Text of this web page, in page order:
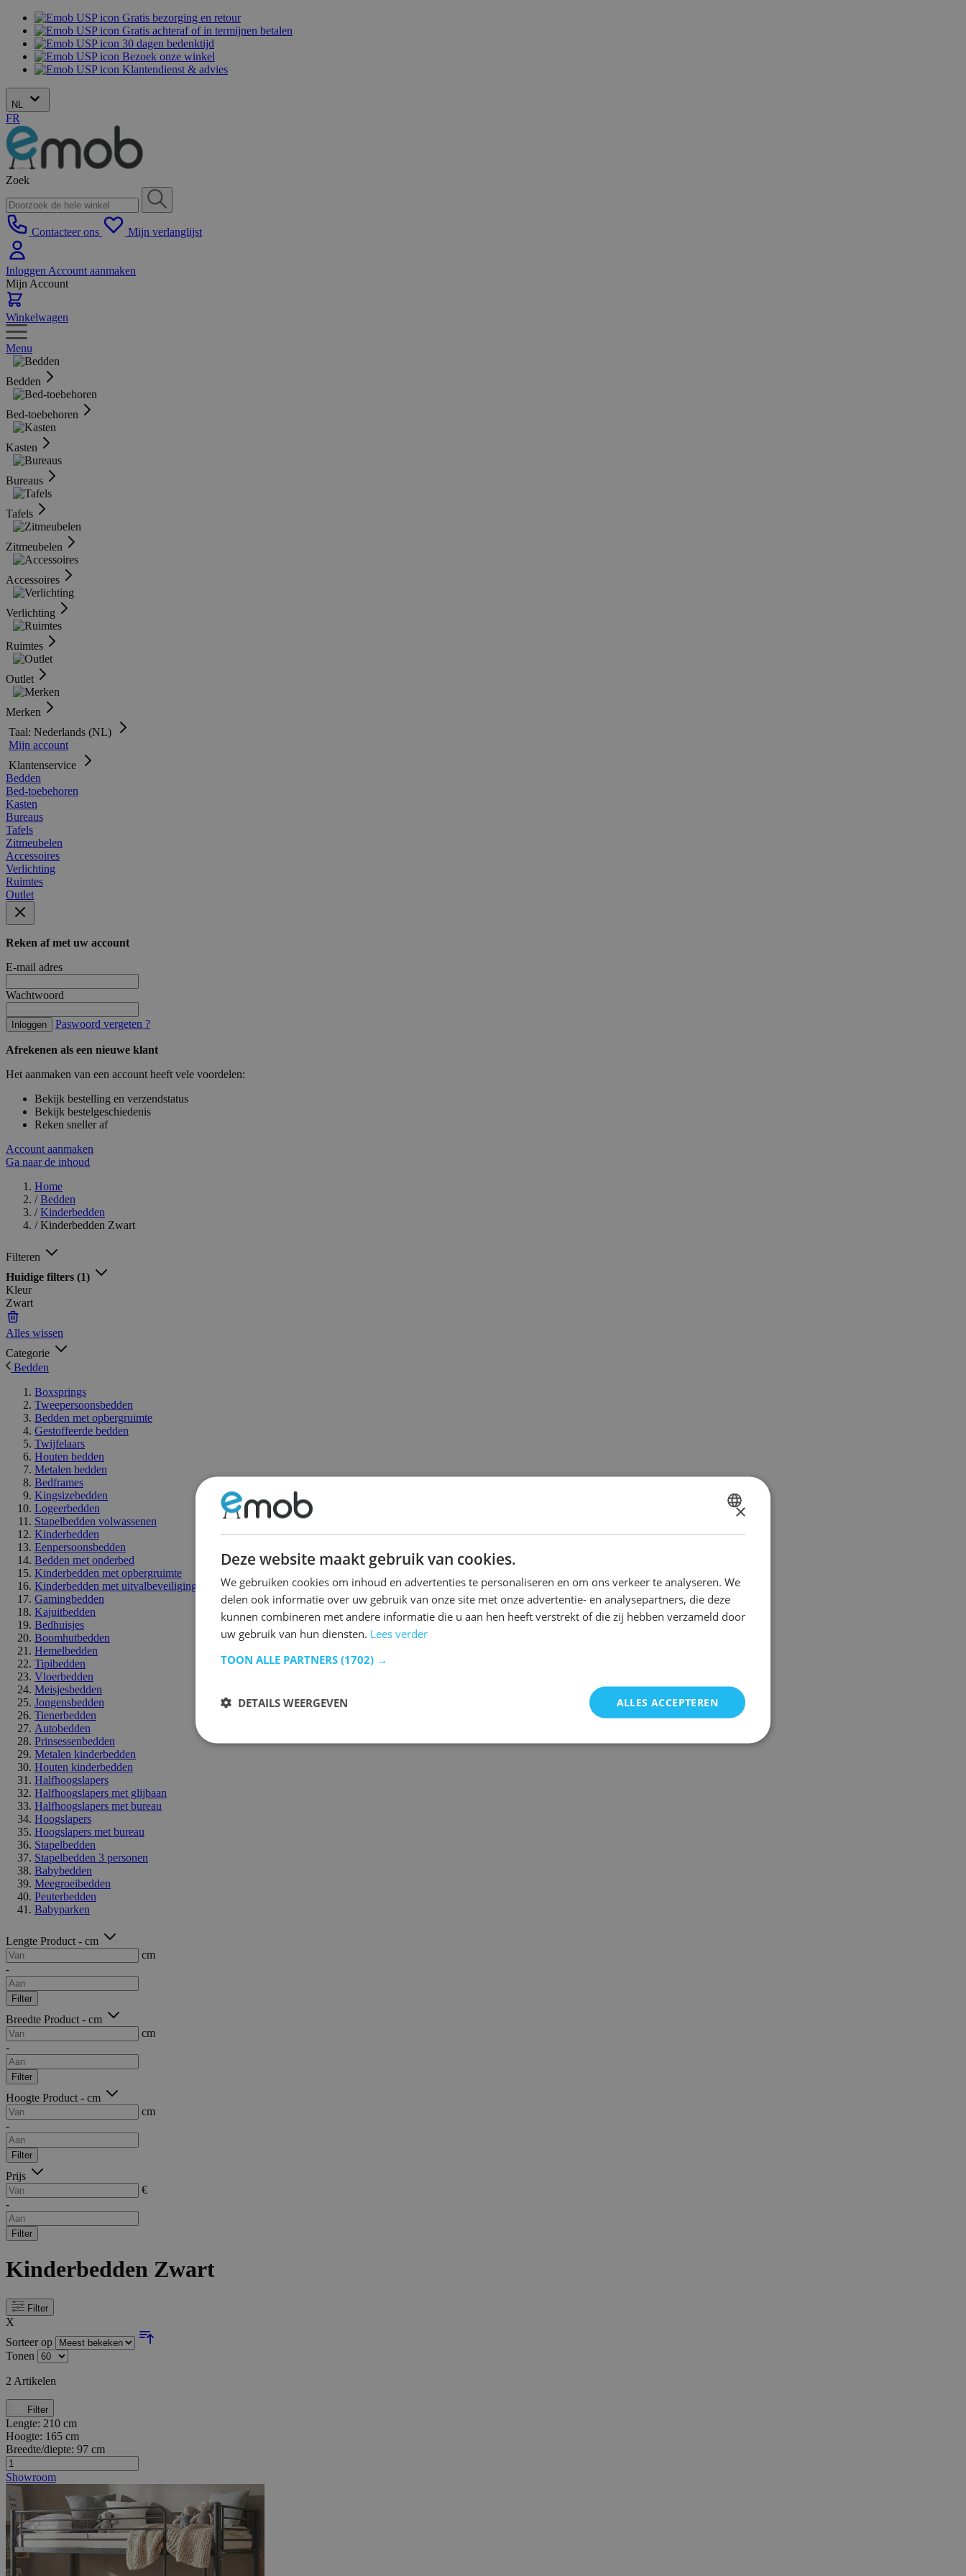
Gratis bezorging en retour
Gratis achteraf of in termijnen betalen
30 dagen bedenktijd
Bezoek onze winkel
Klantendienst & advies
NL
FR
Zoek
Contacteer ons Mijn verlanglijst
Inloggen Account aanmaken
Mijn Account
Winkelwagen
Menu
Bedden
Bed-toebehoren
Kasten
Bureaus
Tafels
Zitmeubelen
Accessoires
Verlichting
Ruimtes
Outlet
Merken
Taal: Nederlands (NL)
Mijn account
Klantenservice
Bedden
Bed-toebehoren
Kasten
Bureaus
Tafels
Zitmeubelen
Accessoires
Verlichting
Ruimtes
Outlet
Reken af met uw account
E-mail adres
Wachtwoord
Inloggen Paswoord vergeten ?
Afrekenen als een nieuwe klant
Het aanmaken van een account heeft vele voordelen:
Bekijk bestelling en verzendstatus
Bekijk bestelgeschiedenis
Reken sneller af
Account aanmaken
Ga naar de inhoud
Home
/ Bedden
/ Kinderbedden
/ Kinderbedden Zwart
Filteren
Huidige filters (1)
Kleur
Zwart
Alles wissen
Categorie
Bedden
Boxsprings
Tweepersoonsbedden
Bedden met opbergruimte
Gestoffeerde bedden
Twijfelaars
Houten bedden
Metalen bedden
Bedframes
Kingsizebedden
Logeerbedden
Stapelbedden volwassenen
Kinderbedden
Eenpersoonsbedden
Bedden met onderbed
Kinderbedden met opbergruimte
Kinderbedden met uitvalbeveiliging
Gamingbedden
Kajuitbedden
Bedhuisjes
Boomhutbedden
Hemelbedden
Tipibedden
Vloerbedden
Meisjesbedden
Jongensbedden
Tienerbedden
Autobedden
Prinsessenbedden
Metalen kinderbedden
Houten kinderbedden
Halfhoogslapers
Halfhoogslapers met glijbaan
Halfhoogslapers met bureau
Hoogslapers
Hoogslapers met bureau
Stapelbedden
Stapelbedden 3 personen
Babybedden
Meegroeibedden
Peuterbedden
Babyparken
Lengte Product - cm
cm
-
Filter
Breedte Product - cm
cm
-
Filter
Hoogte Product - cm
cm
-
Filter
Prijs
€
-
Filter
Kinderbedden Zwart
Filter
X
Sorteer op
Tonen
2 Artikelen
Filter
Lengte: 210 cm
Hoogte: 165 cm
Breedte/diepte: 97 cm
Showroom
×
Deze website maakt gebruik van cookies.
We gebruiken cookies om inhoud en advertenties te personaliseren en om ons verkeer te analyseren. We
delen ook informatie over uw gebruik van onze site met onze advertentie- en analysepartners, die deze
kunnen combineren met andere informatie die u aan hen heeft verstrekt of die zij hebben verzameld door
uw gebruik van hun diensten. Lees verder
TOON ALLE PARTNERS (1702) →
ALLES ACCEPTEREN
DETAILS WEERGEVEN